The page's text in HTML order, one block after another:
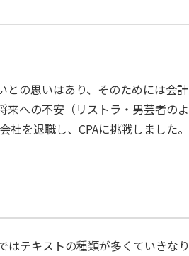
との思いはあり、そのためには会計
への不安（リストラ・男芸者のよ
を退職し、CPAに挑戦しました。
テキストの種類が多くていきなり